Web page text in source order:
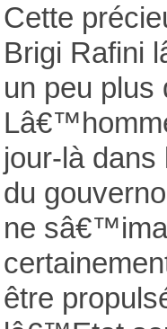
Cette
Brigi Rafini
un peu plus
jour-là dans
du
ne
être